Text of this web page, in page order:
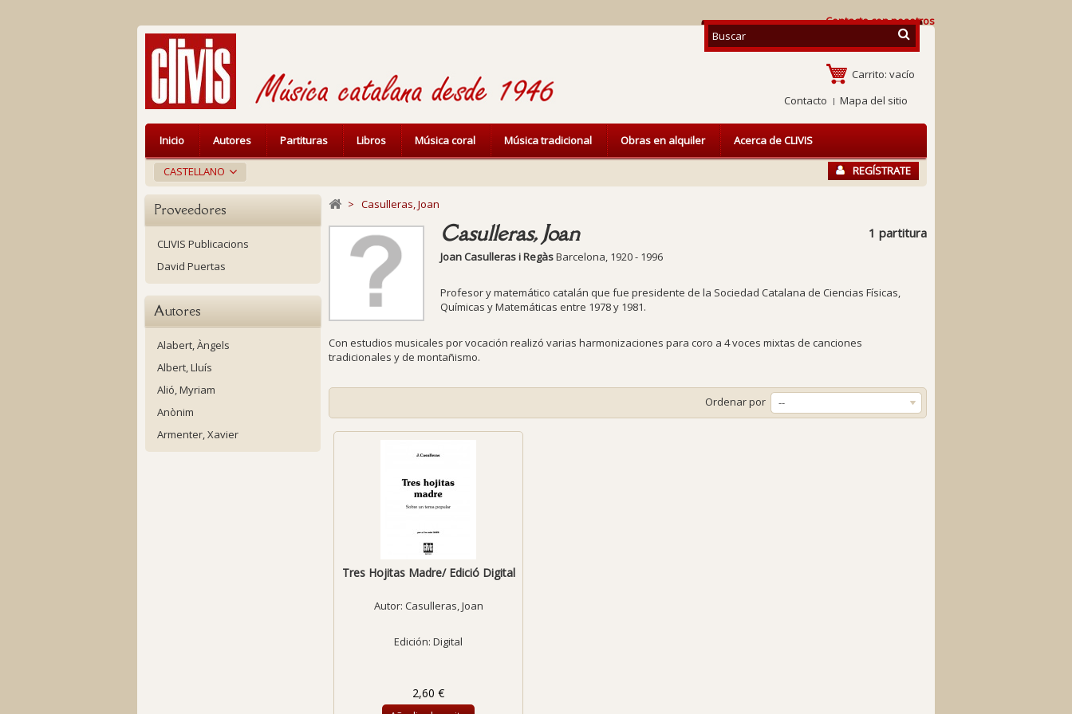
Contacte con nosotros
Carrito: vacío
Contacto
Mapa del sitio
CASTELLANO REGÍSTRATE
Inicio Autores Partituras Libros Música coral Música tradicional Obras en alquiler Acerca de CLIVIS
Proveedores
CLIVIS Publicacions
David Puertas
Autores
Alabert, Àngels
Albert, Lluís
Alió, Myriam
Anònim
Armenter, Xavier
> Casulleras, Joan
Casulleras, Joan 1 partitura
Joan Casulleras i RegàsBarcelona, 1920- 1996
Profesorymatemático catalán que fue presidente de la Sociedad Catalana de Ciencias Físicas,
Químicas y Matemáticas entre 1978 y 1981.
Con estudios musicales por vocación realizó varias harmonizaciones para coro a 4 voces mixtas de canciones
tradicionales y de montañismo.
Ordenar por --
Tres Hojitas Madre/ Edició Digital
Autor: Casulleras, Joan
Edición: Digital
2,60 €